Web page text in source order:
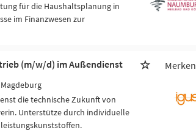
für die Haushaltsplanung in
im Finanzwesen zur
(m/w/d) im Außendienst Merken
die technische Zukunft von
Unterstütze durch individuelle